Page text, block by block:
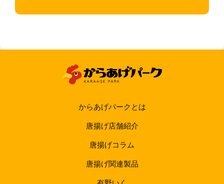
からあげパークとは
唐揚げ店舗紹介
唐揚げコラム
唐揚げ関連製品